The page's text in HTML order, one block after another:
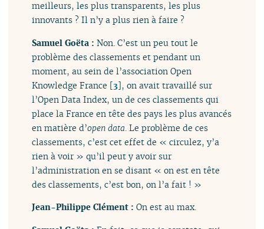
meilleurs, les plus transparents, les plus
innovants ? Il n’y a plus rien à faire ?
Samuel Goëta :Non. C’est un peu tout le
problème des classements et pendant un
moment, au sein de l’association Open
Knowledge France [3], on avait travaillé sur
l’Open Data Index, un de ces classements qui
place la France en tête des pays les plus avancés
en matière d’open data. Le problème de ces
classements, c’est cet effet de « circulez, y’a
rien à voir » qu’il peut y avoir sur
l’administration en se disant « on est en tête
des classements, c’est bon, on l’a fait ! »
Jean-Philippe Clément :On est au max.